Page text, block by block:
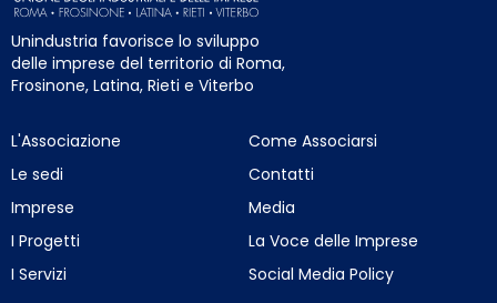
Unindustria favorisce lo sviluppo
delle imprese del territorio di Roma,
Frosinone, Latina, Rieti e Viterbo
L'Associazione
Le sedi
Imprese
I Progetti
I Servizi
Come Associarsi
Contatti
Media
La Voce delle Imprese
Social Media Policy